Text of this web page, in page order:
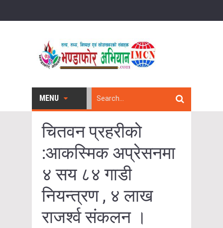
MENU
चितवन प्रहरीको
:आकस्मिक अप्रेसनमा
४ सय ८४ गाडी
नियन्त्रण , ४ लाख
राजर्श्व संकलन ।